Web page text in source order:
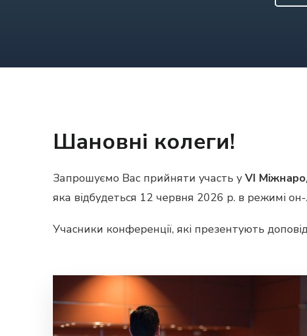
Шановні колеги!
Запрошуємо Вас прийняти участь у VI
яка відбудеться 12 червня 2026 р. в режимі
Учасники конференції, які презентують